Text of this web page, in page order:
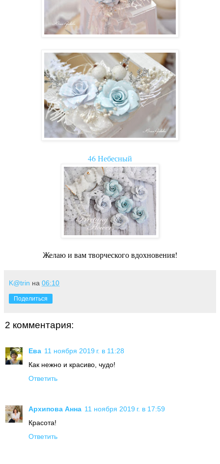
46 Небесный
Желаю и вам творческого вдохновения!
K@trin на 06:10
Поделиться
2 комментария:
Ева 11 ноября 2019 г. в 11:28
Как нежно и красиво, чудо!
Ответить
Архипова Анна 11 ноября 2019 г. в 17:59
Красота!
Ответить